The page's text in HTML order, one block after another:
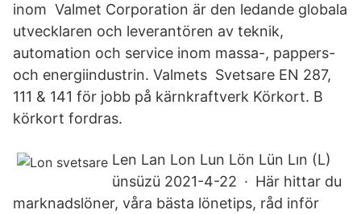
inom Valmet Corporation är den ledande globala
utvecklaren och leverantören av teknik,
automation och service inom massa-, pappers-
och energiindustrin. Valmets Svetsare EN 287,
111 & 141 för jobb på kärnkraftverk Körkort. B
körkort fordras.
Len Lan Lon Lun Lön Lün Lın (L)
ünsüzü 2021-4-22 · Här hittar du
marknadslöner, våra bästa lönetips, råd inför